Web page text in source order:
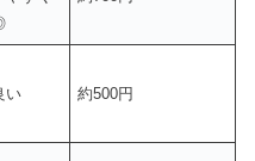
い 約500円